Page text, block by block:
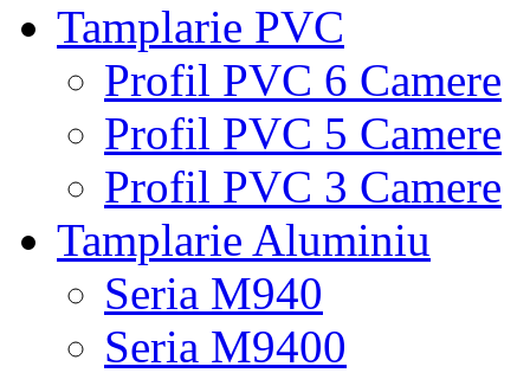
Tamplarie PVC
Profil PVC 6 Camere
Profil PVC 5 Camere
Profil PVC 3 Camere
Tamplarie Aluminiu
Seria M940
Seria M9400